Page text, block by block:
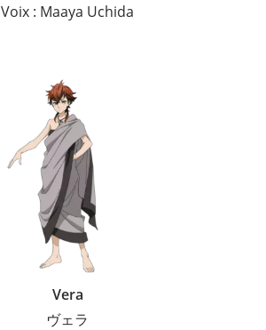
Voix : Maaya Uchida
Vera
ヴェラ